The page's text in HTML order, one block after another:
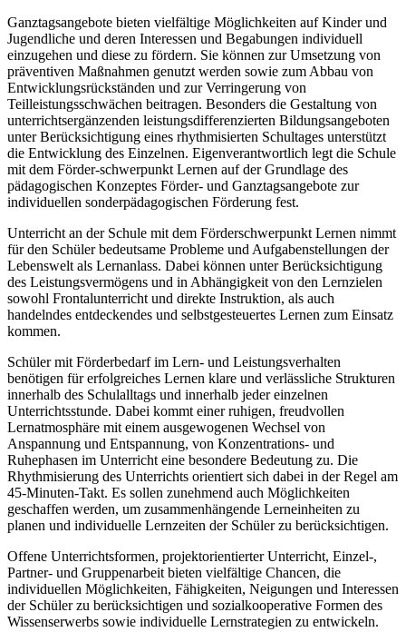
Ganztagsangebote bieten vielfältige Möglichkeiten auf Kinder und
Jugendliche und deren Interessen und Begabungen individuell
einzugehen und diese zu fördern. Sie können zur Umsetzung von
präventiven Maßnahmen genutzt werden sowie zum Abbau von
Entwicklungsrückständen und zur Verringerung von
Teilleistungsschwächen beitragen. Besonders die Gestaltung von
unterrichtsergänzenden leistungsdifferenzierten Bildungsangeboten
unter Berücksichtigung eines rhythmisierten Schultages unterstützt
die Entwicklung des Einzelnen. Eigenverantwortlich legt die Schule
mit dem Förder-schwerpunkt Lernen auf der Grundlage des
pädagogischen Konzeptes Förder- und Ganztagsangebote zur
individuellen sonderpädagogischen Förderung fest.
Unterricht an der Schule mit dem Förderschwerpunkt Lernen nimmt
für den Schüler bedeutsame Probleme und Aufgabenstellungen der
Lebenswelt als Lernanlass. Dabei können unter Berücksichtigung
des Leistungsvermögens und in Abhängigkeit von den Lernzielen
sowohl Frontalunterricht und direkte Instruktion, als auch
handelndes entdeckendes und selbstgesteuertes Lernen zum Einsatz
kommen.
Schüler mit Förderbedarf im Lern- und Leistungsverhalten
benötigen für erfolgreiches Lernen klare und verlässliche Strukturen
innerhalb des Schulalltags und innerhalb jeder einzelnen
Unterrichtsstunde. Dabei kommt einer ruhigen, freudvollen
Lernatmosphäre mit einem ausgewogenen Wechsel von
Anspannung und Entspannung, von Konzentrations- und
Ruhephasen im Unterricht eine besondere Bedeutung zu. Die
Rhythmisierung des Unterrichts orientiert sich dabei in der Regel am
45-Minuten-Takt. Es sollen zunehmend auch Möglichkeiten
geschaffen werden, um zusammenhängende Lerneinheiten zu
planen und individuelle Lernzeiten der Schüler zu berücksichtigen.
Offene Unterrichtsformen, projektorientierter Unterricht, Einzel-,
Partner- und Gruppenarbeit bieten vielfältige Chancen, die
individuellen Möglichkeiten, Fähigkeiten, Neigungen und Interessen
der Schüler zu berücksichtigen und sozialkooperative Formen des
Wissenserwerbs sowie individuelle Lernstrategien zu entwickeln.